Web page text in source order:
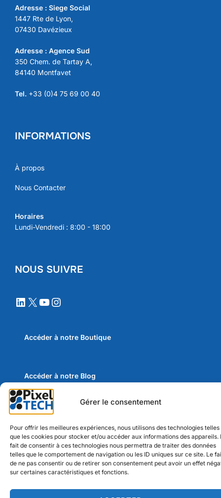
Gérer le consentement
Pour offrir les meilleures expériences, nous utilisons des technologies telles
que les cookies pour stocker et/ou accéder aux informations des appareils.
fait de consentir à ces technologies nous permettra de traiter des données
telles que le comportement de navigation ou les ID uniques sur ce site. Le
de ne pas consentir ou de retirer son consentement peut avoir un effet
sur certaines caractéristiques et fonctions.
Adresse : Siege Social
1447 Rte de Lyon,
07430 Davézieux
Adresse : Agence Sud
350 Chem. de Tartay A,
84140 Montfavet
Tel. +33 (0)4 75 69 00 40
INFORMATIONS
À propos
Nous Contacter
Horaires
Lundi-Vendredi : 8:00 - 18:00
NOUS SUIVRE
LinkedIn
X YouTube
Instagram
Accéder à notre Boutique
Accéder à notre Blog
Mentions légales et Conditions générales d’utilisation